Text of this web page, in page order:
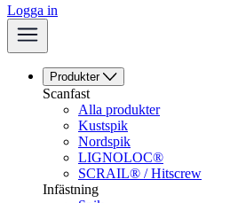
Logga in
Produkter
Scanfast
Alla produkter
Kustspik
Nordspik
LIGNOLOC®
SCRAIL® / Hitscrew
Infästning